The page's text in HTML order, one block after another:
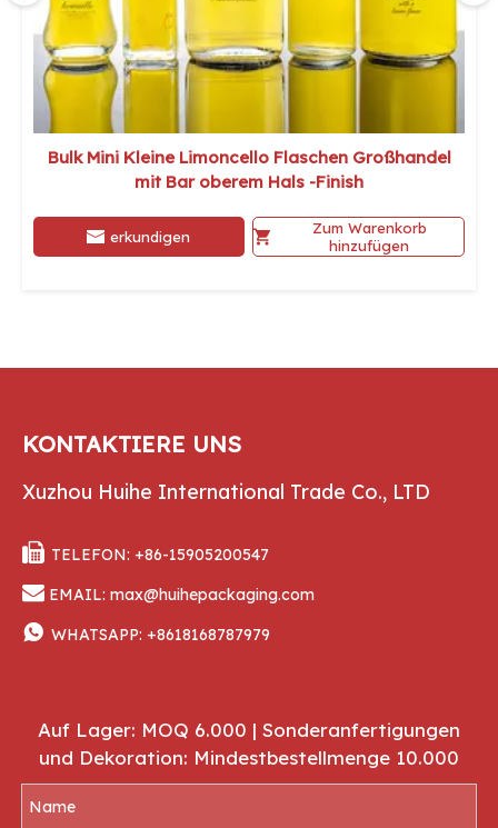
Bulk Mini Kleine Limoncello Flaschen Großhandel
mit Bar oberem Hals -Finish
erkundigen
Zum Warenkorb
hinzufügen
KONTAKTIERE UNS
Xuzhou Huihe International Trade Co., LTD
 TELEFON: +86-15905200547
 EMAIL: max@huihepackaging.com
 WHATSAPP: +8618168787979
Auf Lager: MOQ 6.000 | Sonderanfertigungen
und Dekoration: Mindestbestellmenge 10.000